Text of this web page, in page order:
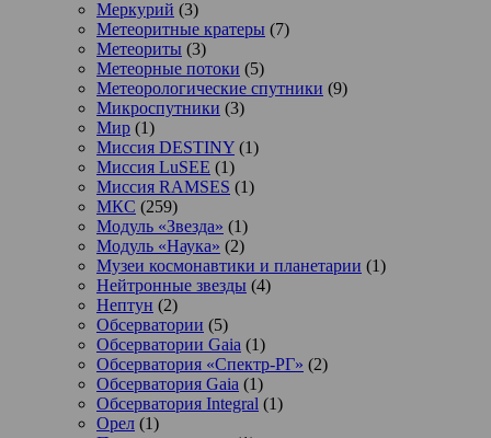
Меркурий (3)
Метеоритные кратеры (7)
Метеориты (3)
Метеорные потоки (5)
Метеорологические спутники (9)
Микроспутники (3)
Мир (1)
Миссия DESTINY (1)
Миссия LuSEE (1)
Миссия RAMSES (1)
МКС (259)
Модуль «Звезда» (1)
Модуль «Наука» (2)
Музеи космонавтики и планетарии (1)
Нейтронные звезды (4)
Нептун (2)
Обсерватории (5)
Обсерватории Gaia (1)
Обсерватория «Спектр-РГ» (2)
Обсерватория Gaia (1)
Обсерватория Integral (1)
Орел (1)